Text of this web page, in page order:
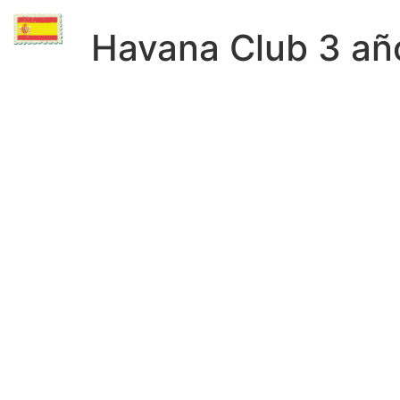
Havana Club 3